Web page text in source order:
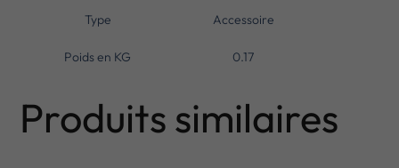
Type Accessoire
Poids en KG 0.17
Produits similaires